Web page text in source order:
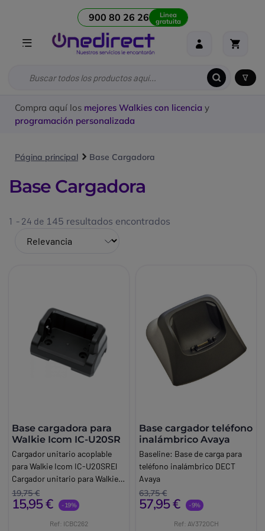
900 80 26 26 Linea
gratuita
Compra aquí los mejores Walkies con licencia y
programación personalizada
Página principal Base Cargadora
Base Cargadora
1 - 24 de 145 resultados encontrados
Base cargadora para
Walkie Icom IC-U20SR
Cargador unitario acoplable
para Walkie Icom IC-U20SREl
Cargador unitario para Walkie
Icom IC-U20SR es la solución
ideal para mantener sus
siempre listos. Diseñado para
19,75 €
15,95 € -19%
Ref: ICBC262
Base cargador teléfono
inalámbrico Avaya
Baseline: Base de carga para
teléfono inalámbrico DECT
Avaya
Marca:Avaya
63,75 €
57,95 € -9%
Ref: AV3720CH